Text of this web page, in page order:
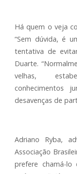
Há quem o veja
“Sem dúvida, é
tentativa de
Duarte.
velhas,
conhecimentos
desavenças de
Adriano Ryba,
Associação
prefere chamá-lo